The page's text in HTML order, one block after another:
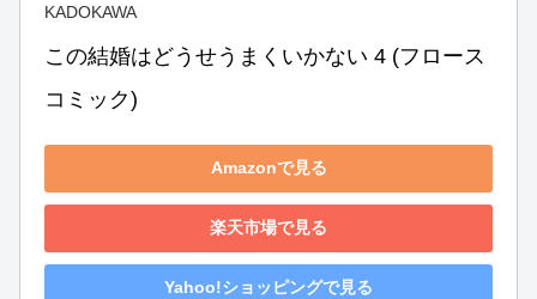
KADOKAWA
この結婚はどうせうまくいかない 4 (フロース
コミック)
Amazonで見る
楽天市場で見る
Yahoo!ショッピングで見る